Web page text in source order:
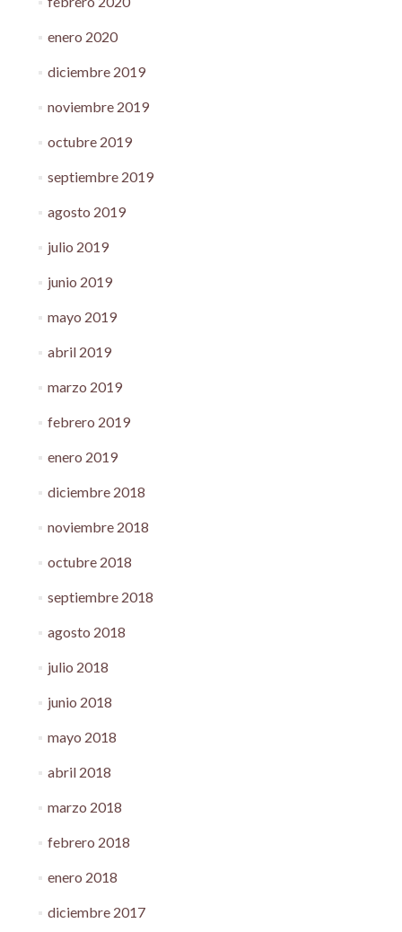
enero 2020
diciembre 2019
noviembre 2019
octubre 2019
septiembre 2019
agosto 2019
julio 2019
junio 2019
mayo 2019
abril 2019
marzo 2019
febrero 2019
enero 2019
diciembre 2018
noviembre 2018
octubre 2018
septiembre 2018
agosto 2018
julio 2018
junio 2018
mayo 2018
abril 2018
marzo 2018
febrero 2018
enero 2018
diciembre 2017